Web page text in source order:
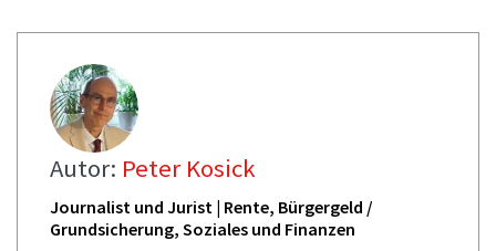
Autor: Peter Kosick
Journalist und Jurist | Rente, Bürgergeld /
Grundsicherung, Soziales und Finanzen